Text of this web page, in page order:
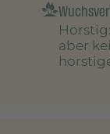
Horstig
aber